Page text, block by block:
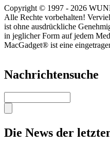
Copyright © 1997 - 2026
Alle Rechte vorbehalten!
ist ohne ausdrückliche
in jeglicher Form auf jedem
MacGadget® ist eine
Nachrichtensuche
Die News der